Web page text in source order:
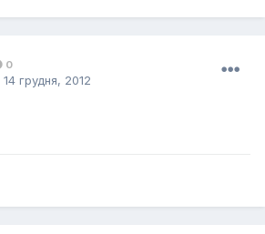
0
14 грудня, 2012